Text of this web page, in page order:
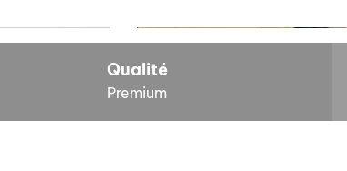
6464E4
Qualité
Premium